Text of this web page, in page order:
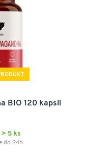
BIO 120 kapslí
5 ks
do 24h